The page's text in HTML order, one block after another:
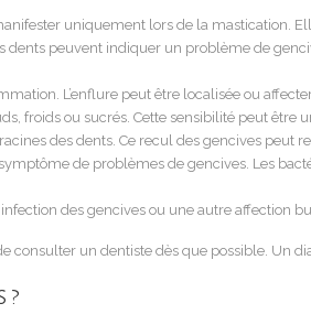
uniquement lors de la mastication.
dents peuvent indiquer un problème de
L’enflure peut être localisée ou
froids ou sucrés. Cette sensibilité peut être
des dents. Ce recul des gencives peut
de problèmes de gencives. Les
des gencives ou une autre affection
un dentiste dès que possible. Un
?